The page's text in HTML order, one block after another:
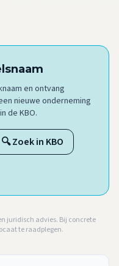
en ontvang
nieuwe onderneming
de KBO.
🔍 Zoek in KBO
juridisch advies. Bij concrete
te raadplegen.